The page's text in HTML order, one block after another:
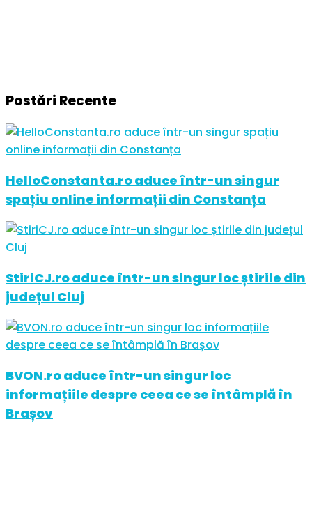
Postări Recente
HelloConstanta.ro aduce într-un singur
spațiu online informații din Constanța
StiriCJ.ro aduce într-un singur loc știrile din
județul Cluj
BVON.ro aduce într-un singur loc
informațiile despre ceea ce se întâmplă în
Brașov